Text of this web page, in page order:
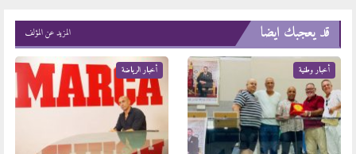
قد يعجبك ايضا المزيد عن المؤلف
أخبار وطنية أخبار الرياضة